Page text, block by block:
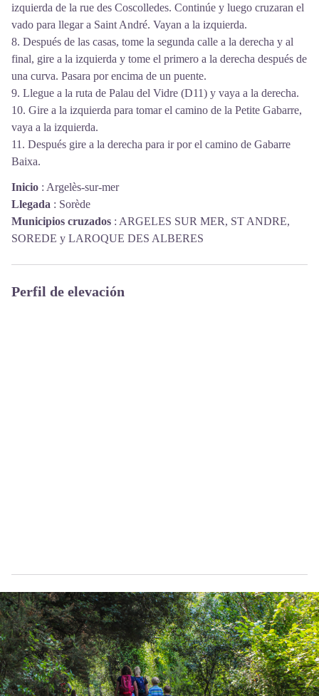
izquierda de la rue des Coscolledes. Continúe y luego cruzaran el
vado para llegar a Saint André. Vayan a la izquierda.
8. Después de las casas, tome la segunda calle a la derecha y al
final, gire a la izquierda y tome el primero a la derecha después de
una curva. Pasara por encima de un puente.
9. Llegue a la ruta de Palau del Vidre (D11) y vaya a la derecha.
10. Gire a la izquierda para tomar el camino de la Petite Gabarre,
vaya a la izquierda.
11. Después gire a la derecha para ir por el camino de Gabarre
Baixa.
Inicio : Argelès-sur-mer
Llegada : Sorède
Municipios cruzados : ARGELES SUR MER, ST ANDRE,
SOREDE y LAROQUE DES ALBERES
Perfil de elevación